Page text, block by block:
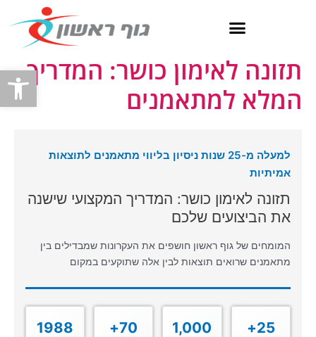
תזונה לאימון כושר: המדריך
המלא למתאמנים
למעלה מ-25 שנות ניסיון בליווי מתאמנים לתוצאות
אמיתיות
תזונה לאימון כושר: המדריך המקצועי שישנה
את הביצועים שלכם
המומחים של גוף ראשון חושפים את העקרונות שמבדילים בין
מתאמנים שרואים תוצאות לבין אלה שתוקעים במקום
25+
1,000
70+
1988